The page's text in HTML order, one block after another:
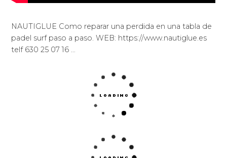
NAUTIGLUE Como reparar una perdida en una tabla de
padel surf paso a paso. WEB: https://www.nautiglue.es
telf 630 25 07 16 …